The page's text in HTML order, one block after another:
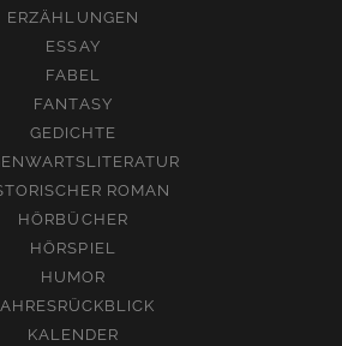
ERZÄHLUNGEN
ESSAY
FABEL
FANTASY
GEDICHTE
ROMAN
HÖRBÜCHER
HÖRSPIEL
HUMOR
KALENDER